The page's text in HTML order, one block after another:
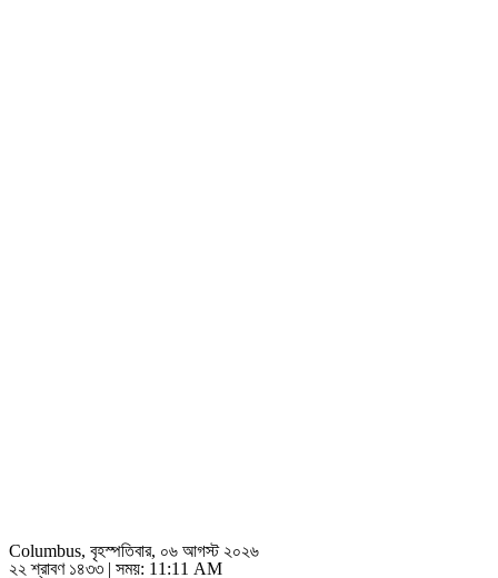
Columbus, বৃহস্পতিবার, ০৬ আগস্ট ২০২৬
২২ শ্রাবণ ১৪৩৩ | সময়: 11:11 AM